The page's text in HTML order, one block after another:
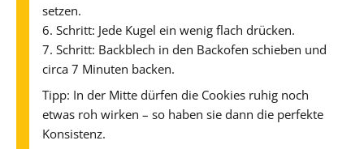
setzen.
6. Schritt: Jede Kugel ein wenig flach drücken.
7. Schritt: Backblech in den Backofen schieben und
circa 7 Minuten backen.
Tipp: In der Mitte dürfen die Cookies ruhig noch
etwas roh wirken – so haben sie dann die perfekte
Konsistenz.